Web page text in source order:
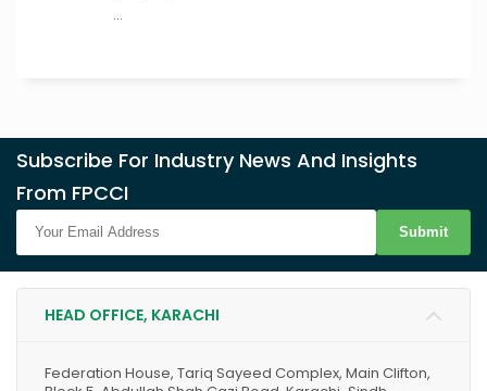
...
Subscribe For Industry News And Insights
From FPCCI
Submit
HEAD OFFICE, KARACHI
Federation House, Tariq Sayeed Complex, Main Clifton,